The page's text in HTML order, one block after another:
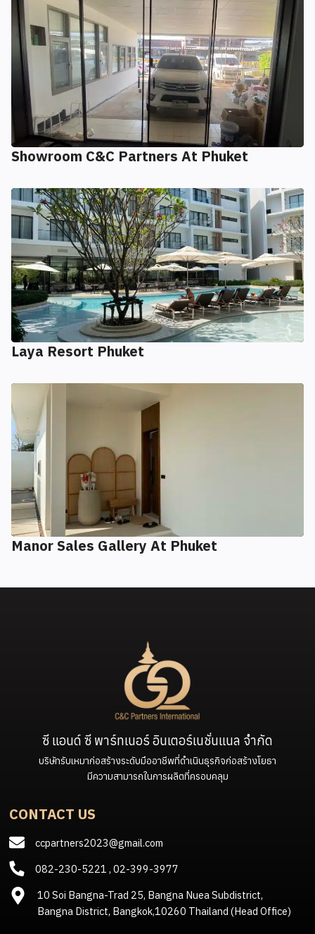
Showroom C&C Partners At Phuket
Laya Resort Phuket
Manor Sales Gallery At Phuket
ซี แอนด์ ซี พาร์ทเนอร์ อินเตอร์เนชั่นแนล จำกัด
บริษัทรับเหมาก่อสร้างระดับมืออาชีพที่ดำเนินธุรกิจก่อสร้างโยธา
มีความสามารถในการผลิตที่ครอบคลุม
CONTACT US
ccpartners2023@gmail.com
082-230-5221 ,02-399-3977
10 Soi Bangna-Trad 25, Bangna Nuea Subdistrict,
Bangna District, Bangkok,10260 Thailand (Head Office)